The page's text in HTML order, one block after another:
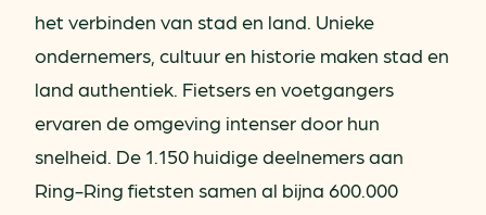
het verbinden van stad en land. Unieke
ondernemers, cultuur en historie maken stad en
land authentiek. Fietsers en voetgangers
ervaren de omgeving intenser door hun
snelheid. De 1.150 huidige deelnemers aan
Ring-Ring fietsten samen al bijna 600.000